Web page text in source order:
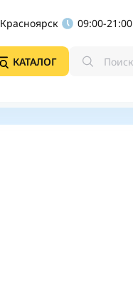
Красноярск 09:00-21:00
КАТАЛОГ